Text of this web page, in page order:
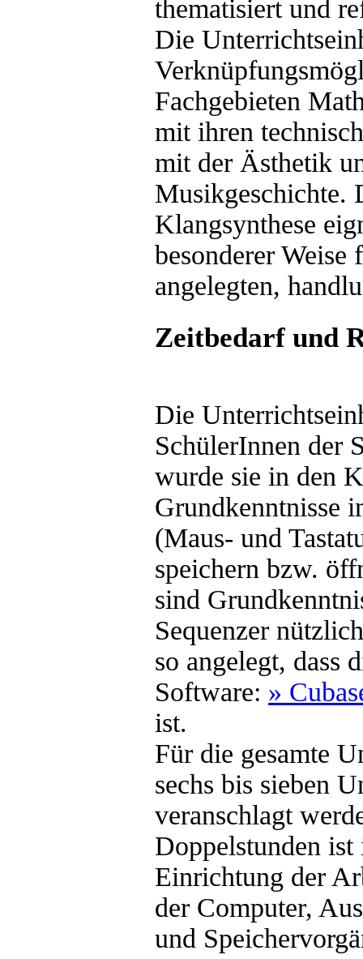
thematisiert und
Die
Fachgebieten
mit ihren
mit der Ästhetik
Musikgeschichte.
Klangsynthese
besonderer
angelegten,
Zeitbedarf und
Die
SchülerInnen der
wurde sie in den
Grundkenntnisse
(Maus- und
speichern bzw.
sind
Sequenzer
so angelegt, dass
Software: »
ist.
Für die gesamte
sechs bis sieben
veranschlagt
Doppelstunden
Einrichtung der
der Computer,
und